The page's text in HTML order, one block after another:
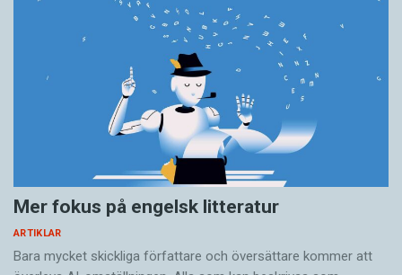
Mer fokus på engelsk litteratur
ARTIKLAR
Bara mycket skickliga författare och översättare ­kommer att